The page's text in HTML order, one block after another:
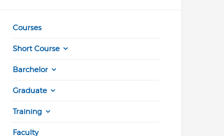
Courses
Short Course
Barchelor
Graduate
Training
Faculty